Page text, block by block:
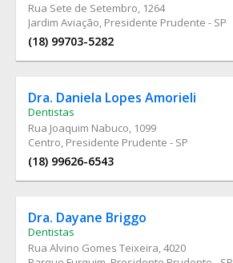
Rua Sete de Setembro, 1264
Jardim Aviação, Presidente Prudente - SP
(18) 99703-5282
Dra. Daniela Lopes Amorieli
Dentistas
Rua Joaquim Nabuco, 1099
Centro, Presidente Prudente - SP
(18) 99626-6543
Dra. Dayane Briggo
Dentistas
Rua Alvino Gomes Teixeira, 4020